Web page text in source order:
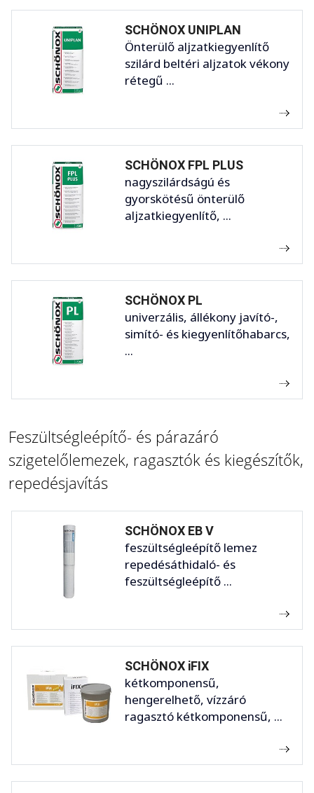
SCHÖNOX UNIPLAN
Önterülő aljzatkiegyenlítő
szilárd beltéri aljzatok vékony
rétegű ...
SCHÖNOX FPL PLUS
nagyszilárdságú és
gyorskötésű önterülő
aljzatkiegyenlítő, ...
SCHÖNOX PL
univerzális, állékony javító-,
simító- és kiegyenlítőhabarcs,
...
Feszültségleépítő- és párazáró
szigetelőlemezek, ragasztók és kiegészítők,
repedésjavítás
SCHÖNOX EB V
feszültségleépítő lemez
repedésáthidaló- és
feszültségleépítő ...
SCHÖNOX iFIX
kétkomponensű,
hengerelhető, vízzáró
ragasztó kétkomponensű, ...